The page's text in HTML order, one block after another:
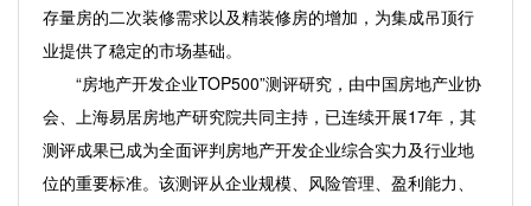
存量房的二次装修需求以及精装修房的增加，为集成吊顶行
业提供了稳定的市场基础。
“房地产开发企业TOP500”测评研究，由中国房地产业协
会、上海易居房地产研究院共同主持，已连续开展17年，其
测评成果已成为全面评判房地产开发企业综合实力及行业地
位的重要标准。该测评从企业规模、风险管理、盈利能力、